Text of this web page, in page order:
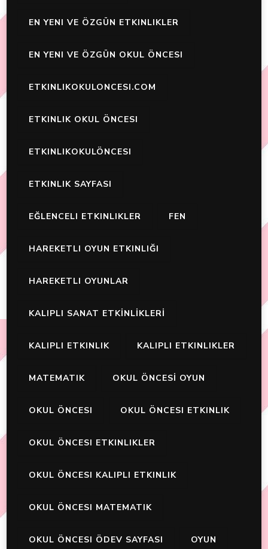
EN YENI VE ÖZGÜN ETKINLIKLER
EN YENI VE ÖZGÜN OKUL ÖNCESI
ETKINLIKOKULONCESI.COM
ETKINLIK OKUL ÖNCESI
ETKINLIKOKULÖNCESI
ETKINLIK SAYFASI
EĞLENCELI ETKINLIKLER FEN
HAREKETLI OYUN ETKINLIĞI
HAREKETLI OYUNLAR
KALIPLI SANAT ETKİNLİKLERİ
KALIPLI ETKINLIK KALIPLI ETKINLIKLER
MATEMATIK OKUL ÖNCESİ OYUN
OKUL ÖNCESI OKUL ÖNCESI ETKINLIK
OKUL ÖNCESI ETKINLIKLER
OKUL ÖNCESI KALIPLI ETKINLIK
OKUL ÖNCESI MATEMATIK
OKUL ÖNCESI ÖDEV SAYFASI OYUN